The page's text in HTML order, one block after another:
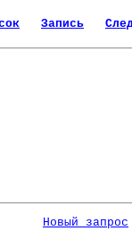
Запись
Новый запрос